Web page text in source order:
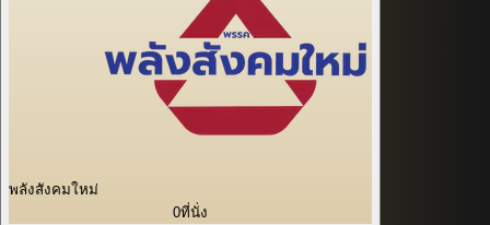
พลังสังคมใหม่
0ที่นั่ง